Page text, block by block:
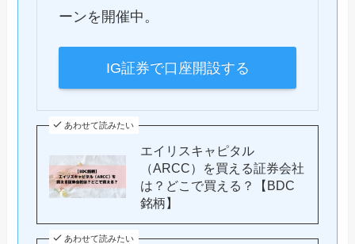
ーンを開催中。
IG証券で口座開設する
あわせて読みたい
エイリスキャピタル
（ARCC）を買える証券会社
は？どこで買える？【BDC
銘柄】
あわせて読みたい